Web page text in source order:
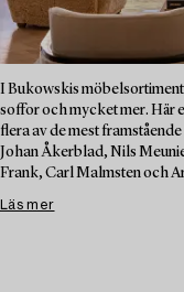
I Bukowskis
soffor och mycket mer. Här
flera av de mest
Johan Åkerblad, Nils
Frank, Carl Malmsten och
Läs mer